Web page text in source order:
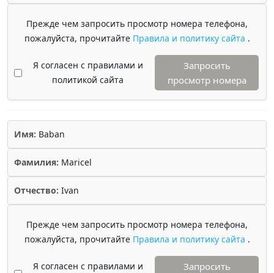
Прежде чем запросить просмотр номера телефона,
пожалуйста, прочитайте Правила и политику сайта .
Я согласен с правилами и
политикой сайта
Запросить
просмотр номера
Имя: Baban
Фамилия: Maricel
Отчество: Ivan
Прежде чем запросить просмотр номера телефона,
пожалуйста, прочитайте Правила и политику сайта .
Я согласен с правилами и
Запросить